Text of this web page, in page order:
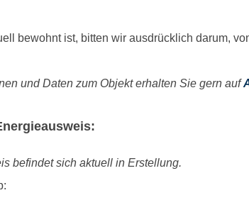
bewohnt ist, bitten wir ausdrücklich darum,
und Daten zum Objekt erhalten Sie gern auf
befindet sich aktuell in Erstellung.